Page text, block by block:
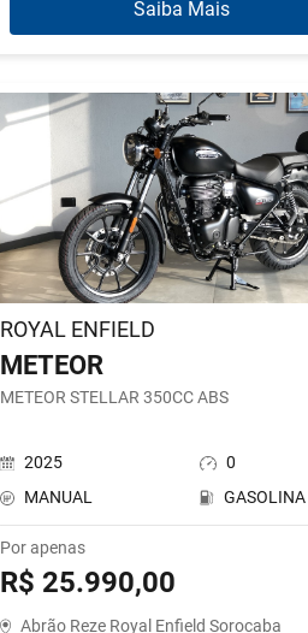
Saiba Mais
ROYAL ENFIELD
METEOR
METEOR STELLAR 350CC ABS
2025
0
MANUAL
GASOLINA
Por apenas
R$ 25.990,00
Abrão Reze Royal Enfield Sorocaba